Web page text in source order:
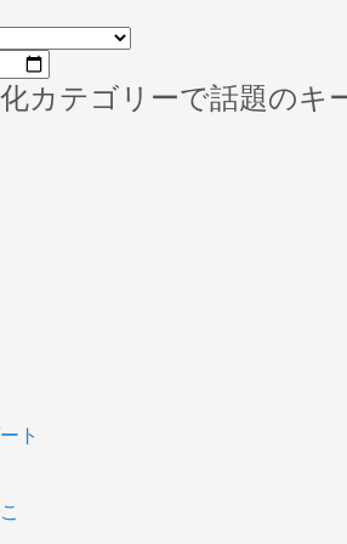
カテゴリーで話題のキ
ト